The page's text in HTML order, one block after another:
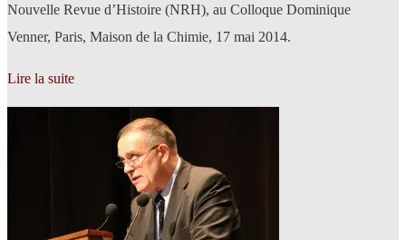
Nouvelle Revue d’Histoire (NRH), au Colloque Dominique
Venner, Paris, Maison de la Chimie, 17 mai 2014.
Lire la suite